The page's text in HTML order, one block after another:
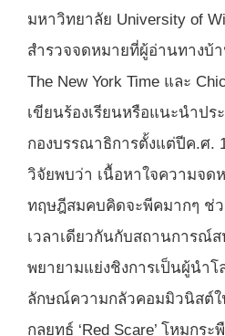
มหาวิทยาลัย University of
สำรวจจดหมายที่ผู้อ่านทางบ้
The New York Time และ
เขียนร้องเรียนหรือแนะนำปร
กองบรรณาธิการตั้งแต่ปีค.ศ.
วิจัยพบว่า เนื้อหาใจความจด
ทฤษฎีสมคบคิดจะพีคมากๆ ช่ว
เวลาเดียวกันกับสถานการณ์ส
พยายามแย่งชิงการเป็นผู้นำโ
ลักษณ์ความกลัวคอมมิวนิสต์ใ
กลยุทธ์ ‘Red Scare’ โหมกร